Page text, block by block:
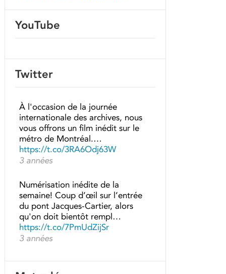
YouTube
Twitter
À l'occasion de la journée
internationale des archives, nous
vous offrons un film inédit sur le
métro de Montréal.…
https://t.co/3RA6Odj63W
3 années
Numérisation inédite de la
semaine! Coup d’œil sur l’entrée
du pont Jacques-Cartier, alors
qu'on doit bientôt rempl…
https://t.co/7PmUdZijSr
3 années